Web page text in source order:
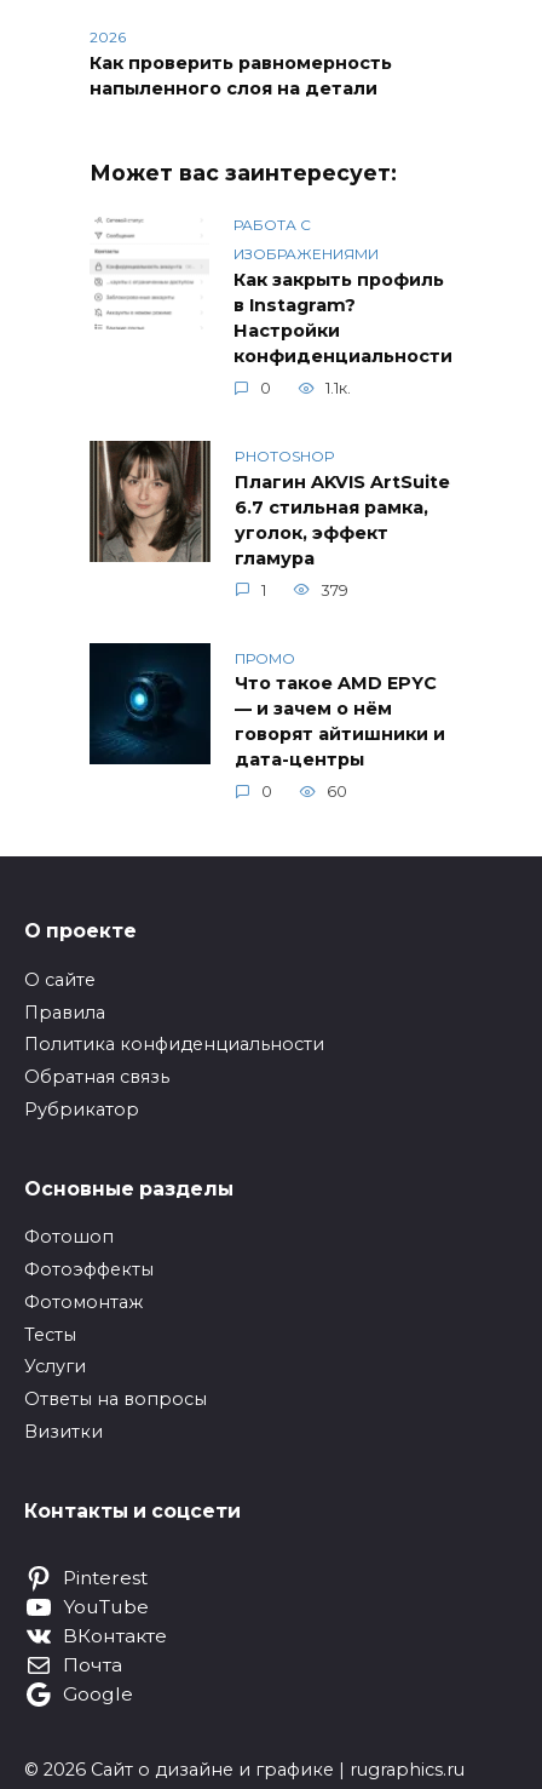
2026
Как проверить равномерность
напыленного слоя на детали
Может вас заинтересует:
РАБОТА С
ИЗОБРАЖЕНИЯМИ
Как закрыть профиль
в Instagram?
Настройки
конфиденциальности
0 1.1к.
PHOTOSHOP
Плагин AKVIS ArtSuite
6.7 стильная рамка,
уголок, эффект
гламура
1 379
ПРОМО
Что такое AMD EPYC
— и зачем о нём
говорят айтишники и
дата-центры
0 60
О проекте
О сайте
Правила
Политика конфиденциальности
Обратная связь
Рубрикатор
Основные разделы
Фотошоп
Фотоэффекты
Фотомонтаж
Тесты
Услуги
Ответы на вопросы
Визитки
Контакты и соцсети
Pinterest
YouTube
ВКонтакте
Почта
Google
© 2026 Сайт о дизайне и графике | rugraphics.ru